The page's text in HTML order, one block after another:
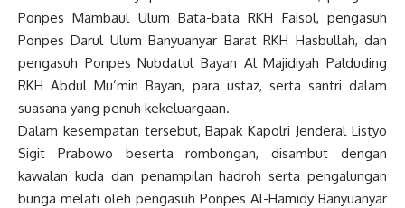
Ponpes Mambaul Ulum Bata-bata RKH Faisol, pengasuh
Ponpes Darul Ulum Banyuanyar Barat RKH Hasbullah, dan
pengasuh Ponpes Nubdatul Bayan Al Majidiyah Palduding
RKH Abdul Mu’min Bayan, para ustaz, serta santri dalam
suasana yang penuh kekeluargaan.
Dalam kesempatan tersebut, Bapak Kapolri Jenderal Listyo
Sigit Prabowo beserta rombongan, disambut dengan
kawalan kuda dan penampilan hadroh serta pengalungan
bunga melati oleh pengasuh Ponpes Al-Hamidy Banyuanyar